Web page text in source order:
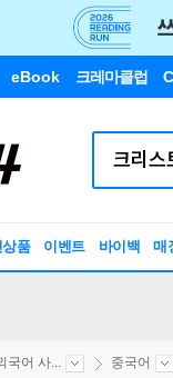
eBook 크레마클럽
상품 이벤트 바이백 매
국어 사... 중국어